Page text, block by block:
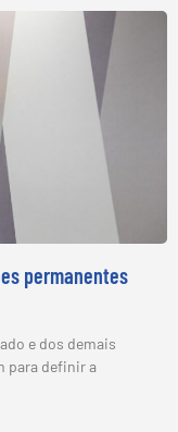
permanentes
e dos demais
para definir a